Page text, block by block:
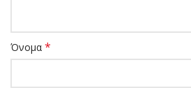
Όνομα *